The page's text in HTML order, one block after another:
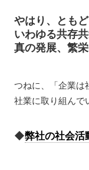
やはり、とも
いわゆる共存
真の発展、繁栄
つねに、「企業は
社業に取り組んで
◆弊社の社会活